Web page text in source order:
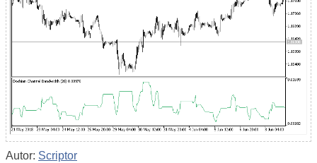
Autor: Scriptor